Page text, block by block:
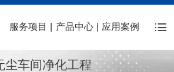
服务项目 产品中心 应用案例
尘车间净化工程